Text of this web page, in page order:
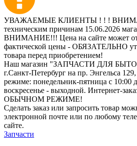
УВАЖАЕМЫЕ КЛИЕНТЫ ! ! !
техническим причинам 15.06.2026
ВНИМАНИЕ!!! Цена на сайте может
фактической цены - ОБЯЗАТЕЛЬНО
товара перед приобретением!
Наш магазин "ЗАПЧАСТИ ДЛЯ
г.Санкт-Петербург на пр. Энгельса 129,
режиме: понедельник-пятница с 10:00
воскресенье - выходной. Интернет-
ОБЫЧНОМ РЕЖИМЕ!
Сделать заказ или запросить товар
электронной почте или по любому
сайте.
Запчасти